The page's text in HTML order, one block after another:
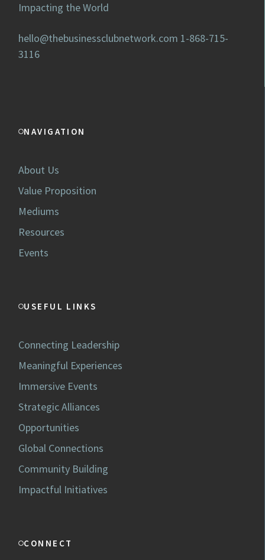
Impacting the World
hello@thebusinessclubnetwork.com 1-868-715-
3116
NAVIGATION
About Us
Value Proposition
Mediums
Resources
Events
USEFUL LINKS
Connecting Leadership
Meaningful Experiences
Immersive Events
Strategic Alliances
Opportunities
Global Connections
Community Building
Impactful Initiatives
CONNECT